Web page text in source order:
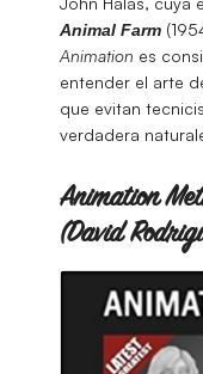
Animal Farm
Animation es
entender el arte
que evitan
verdadera
Animation
(David